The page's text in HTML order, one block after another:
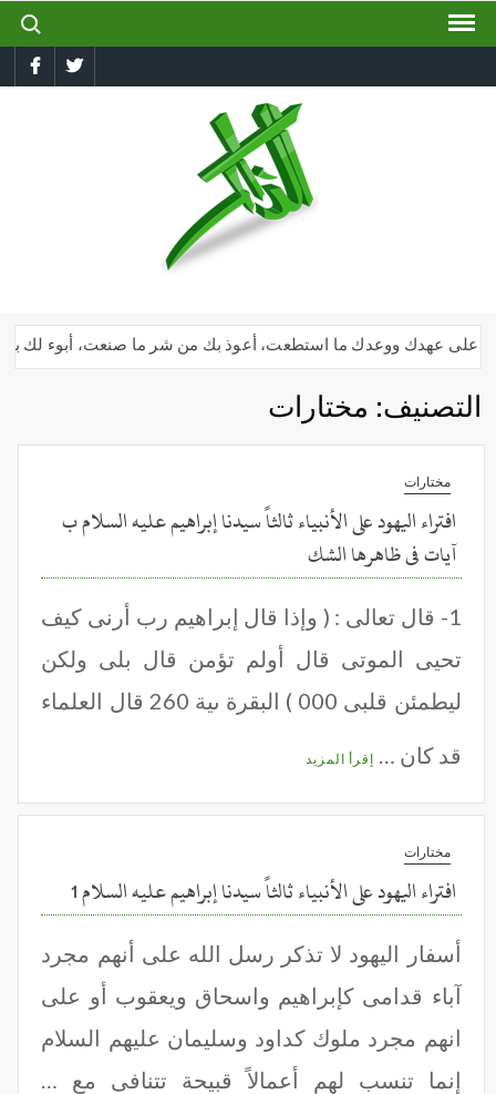
Skip
for:
Twitter
على عهدك ووعدك ما استطعت، أعوذ بك من شر ما صنعت، أبوء لك
التصنيف: مختارات
مختارات
افتراء اليهود على الأنبياء ثالثاً سيدنا إبراهيم عليه السلام ب
آيات فى ظاهرها الشك
1- قال تعالى : ( وإذا قال إبراهيم رب أرنى كيف
تحيى الموتى قال أولم تؤمن قال بلى ولكن
ليطمئن قلبى 000 ) البقرة ىية 260 قال العلماء
قد كان … إقرأ المزيد
مختارات
افتراء اليهود على الأنبياء ثالثاً سيدنا إبراهيم عليه السلام 1
أسفار اليهود لا تذكر رسل الله على أنهم مجرد
آباء قدامى كإبراهيم واسحاق ويعقوب أو على
انهم مجرد ملوك كداود وسليمان عليهم السلام
إنما تنسب لهم أعمالاً قبيحة تتنافى مع …